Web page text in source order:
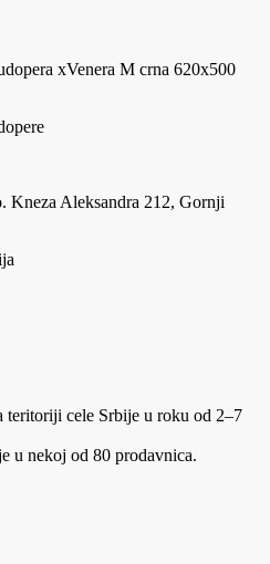
xVenera M crna 620x500
Kneza Aleksandra 212, Gornji
teritoriji cele Srbije u roku od 2–7
u nekoj od 80 prodavnica.